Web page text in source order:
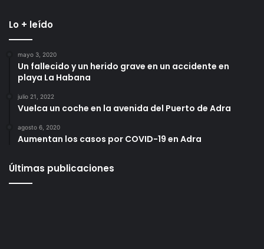
Lo + leído
mayo 3, 2020
Un fallecido y un herido grave en un accidente en
playa La Habana
julio 21, 2022
Vuelca un coche en la avenida del Puerto de Adra
agosto 6, 2020
Aumentan los casos por COVID-19 en Adra
Últimas publicaciones